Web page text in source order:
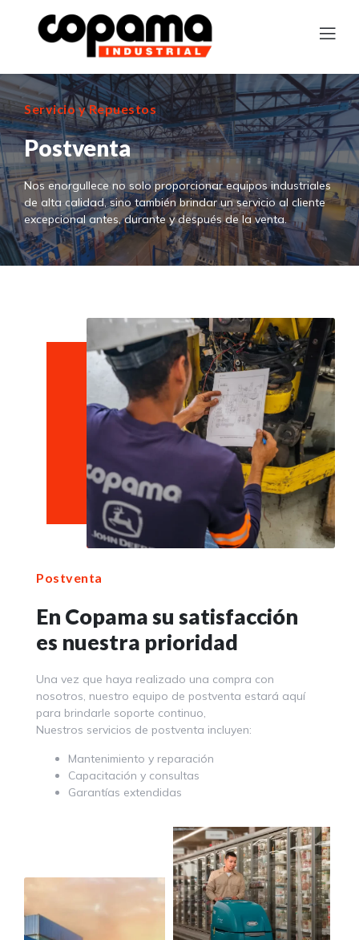
Servicio y Repuestos
Postventa
Nos enorgullece no solo proporcionar equipos industriales
de alta calidad, sino también brindar un servicio al cliente
excepcional antes, durante y después de la venta.
Postventa
En Copama su satisfacción
es nuestra prioridad
Una vez que haya realizado una compra con
nosotros, nuestro equipo de postventa estará aquí
para brindarle soporte continuo,
Nuestros servicios de postventa incluyen:
Mantenimiento y reparación
Capacitación y consultas
Garantías extendidas